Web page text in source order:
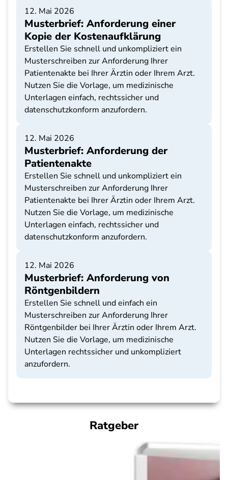
12. Mai 2026
Musterbrief: Anforderung einer
Kopie der Kostenaufklärung
Erstellen Sie schnell und unkompliziert ein
Musterschreiben zur Anforderung Ihrer
Patientenakte bei Ihrer Ärztin oder Ihrem Arzt.
Nutzen Sie die Vorlage, um medizinische
Unterlagen einfach, rechtssicher und
datenschutzkonform anzufordern.
12. Mai 2026
Musterbrief: Anforderung der
Patientenakte
Erstellen Sie schnell und unkompliziert ein
Musterschreiben zur Anforderung Ihrer
Patientenakte bei Ihrer Ärztin oder Ihrem Arzt.
Nutzen Sie die Vorlage, um medizinische
Unterlagen einfach, rechtssicher und
datenschutzkonform anzufordern.
12. Mai 2026
Musterbrief: Anforderung von
Röntgenbildern
Erstellen Sie schnell und einfach ein
Musterschreiben zur Anforderung Ihrer
Röntgenbilder bei Ihrer Ärztin oder Ihrem Arzt.
Nutzen Sie die Vorlage, um medizinische
Unterlagen rechtssicher und unkompliziert
anzufordern.
Ratgeber